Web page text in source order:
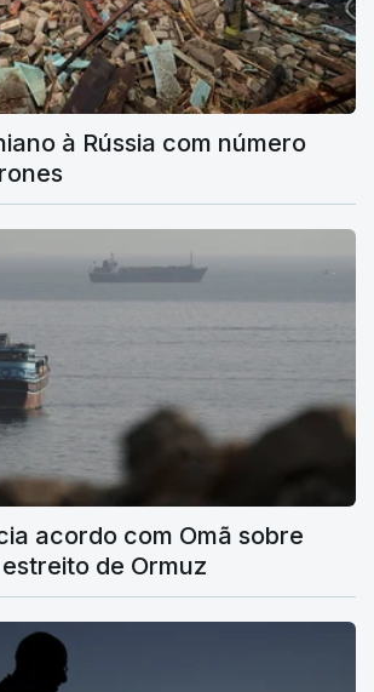
à Rússia com número
acordo com Omã sobre
de Ormuz